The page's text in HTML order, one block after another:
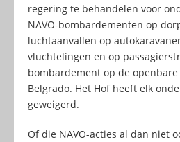
regering te behandelen voor
NAVO-bombardementen op
luchtaanvallen op
vluchtelingen en op
bombardement op de
Belgrado. Het Hof heeft elk
geweigerd.
Of die NAVO-acties al dan niet